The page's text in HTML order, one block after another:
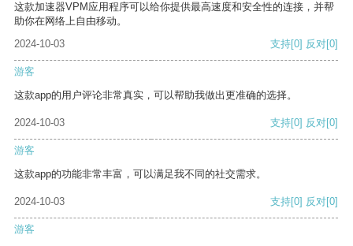
这款加速器VPM应用程序可以给你提供最高速度和安全性的连接，并帮
助你在网络上自由移动。
2024-10-03
支持[0] 反对[0]
游客
这款app的用户评论非常真实，可以帮助我做出更准确的选择。
2024-10-03 支持[0] 反对[0]
游客
这款app的功能非常丰富，可以满足我不同的社交需求。
2024-10-03 支持[0] 反对[0]
游客